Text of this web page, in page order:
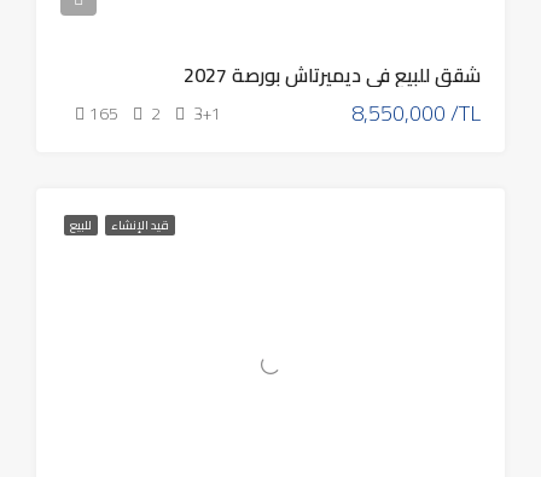
شقق للبيع في ديميرتاش بورصة 2027
8,550,000 /TL
3+1
2
165
قيد الإنشاء للبيع